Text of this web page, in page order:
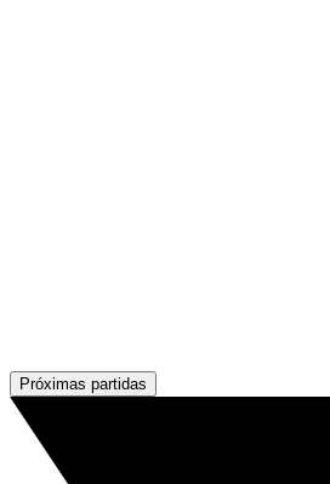
Próximas partidas